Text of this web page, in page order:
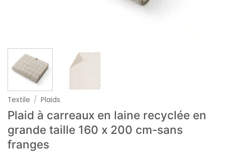
Textile / Plaids
Plaid à carreaux en laine recyclée en
grande taille 160 x 200 cm-sans
franges